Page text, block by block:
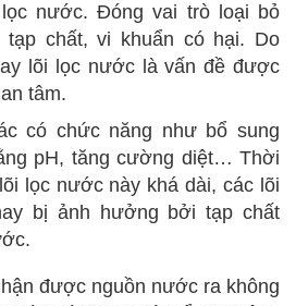
nước. Đóng vai trò loại bỏ
tạp chất, vi khuẩn có hại. Do
lõi lọc nước là vấn đề được
tâm.
có chức năng như bổ sung
pH, tăng cường diệt… Thời
lọc nước này khá dài, các lõi
bị ảnh hưởng bởi tạp chất
được nguồn nước ra không